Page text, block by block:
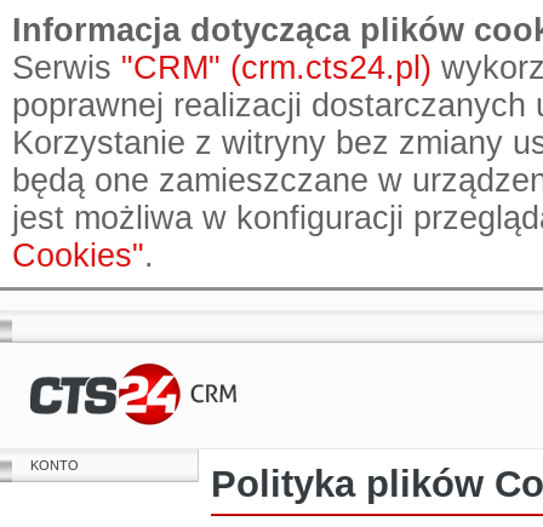
Informacja dotycząca plików
Serwis "CRM" (crm.cts24.pl)
poprawnej realizacji dostarczanych
Korzystanie z witryny bez zmiany
będą one zamieszczane w
jest możliwa w konfiguracji
Cookies".
KONTO Polityka plików